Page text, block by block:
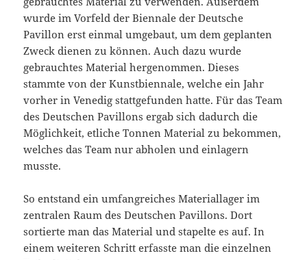
wurde im Vorfeld der Biennale der Deutsche
Pavillon erst einmal umgebaut, um dem geplanten
Zweck dienen zu können. Auch dazu wurde
gebrauchtes Material hergenommen. Dieses
stammte von der Kunstbiennale, welche ein Jahr
vorher in Venedig stattgefunden hatte. Für das Team
des Deutschen Pavillons ergab sich dadurch die
Möglichkeit, etliche Tonnen Material zu bekommen,
welches das Team nur abholen und einlagern
musste.
So entstand ein umfangreiches Materiallager im
zentralen Raum des Deutschen Pavillons. Dort
sortierte man das Material und stapelte es auf. In
einem weiteren Schritt erfasste man die einzelnen